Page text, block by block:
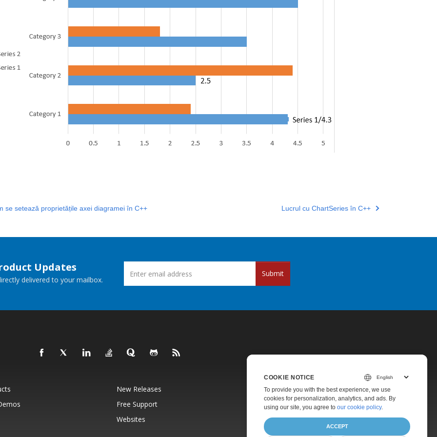
se setează proprietățile axei diagramei în C++ Lucrul cu ChartSeries în C++
Updates
delivered to your mailbox.
Submit
New Releases
Pricing
Free Support
Paid Support
Websites
About
COOKIE NOTICE
To provide you with the best experience, we use
cookies for personalization, analytics, and ads. By
using our site, you agree to our cookie policy.
ACCEPT